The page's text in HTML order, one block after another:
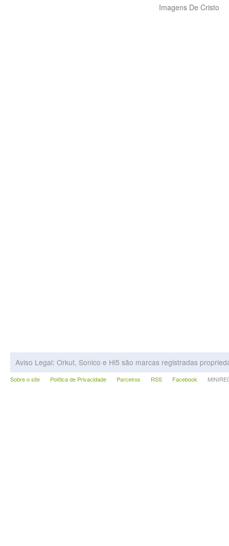
Imagens De Cristo
Aviso Legal: Orkut, Sonico e Hi5 são marcas registradas
Sobre o site Política de Privacidade Parceiros RSS Facebook